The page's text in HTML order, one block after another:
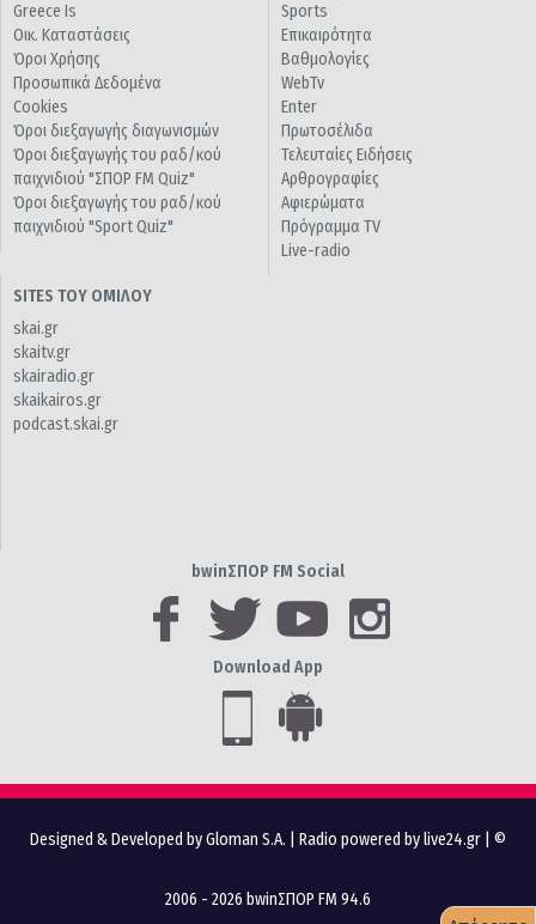
Greece Is
Οικ. Καταστάσεις
Όροι Χρήσης
Προσωπικά Δεδομένα
Cookies
Όροι διεξαγωγής διαγωνισμών
Όροι διεξαγωγής του ραδ/κού
παιχνιδιού "ΣΠΟΡ FM Quiz"
Όροι διεξαγωγής του ραδ/κού
παιχνιδιού "Sport Quiz"
Sports
Επικαιρότητα
Βαθμολογίες
WebTv
Enter
Πρωτοσέλιδα
Τελευταίες Ειδήσεις
Αρθρογραφίες
Αφιερώματα
Πρόγραμμα TV
Live-radio
SITES ΤΟΥ ΟΜΙΛΟΥ
skai.gr
skaitv.gr
skairadio.gr
skaikairos.gr
podcast.skai.gr
bwinΣΠΟΡ FM Social
Download App
Designed & Developed by Gloman S.A. Radio powered by live24.gr | ©
2006 - 2026 bwinΣΠΟΡ FM 94.6